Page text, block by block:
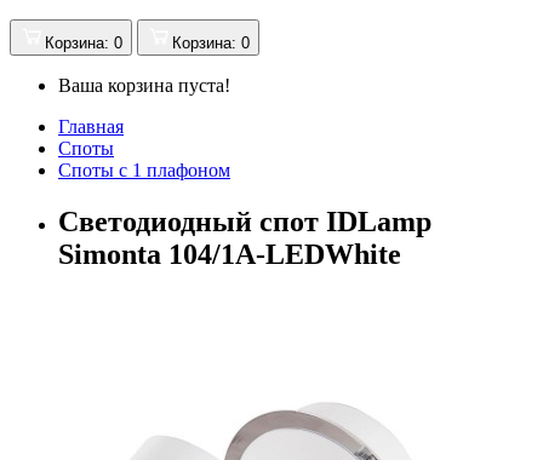
Корзина: 0 Корзина: 0
Ваша корзина пуста!
Главная
Споты
Споты с 1 плафоном
Светодиодный спот IDLamp
Simonta 104/1A-LEDWhite